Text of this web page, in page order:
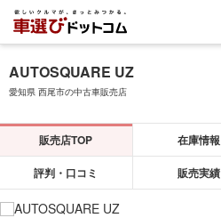
AUTOSQUARE UZ
愛知県 西尾市の中古車販売店
販売店TOP 在庫情報
評判・口コミ 販売実績